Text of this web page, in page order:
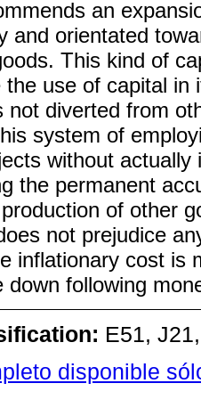
an
and orientated
This kind of
the use of capital
not diverted from
system of
without
the permanent
of other
not prejudice
inflationary cost is
down following
E51,
disponible